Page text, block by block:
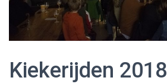
Kiekerijden 2018